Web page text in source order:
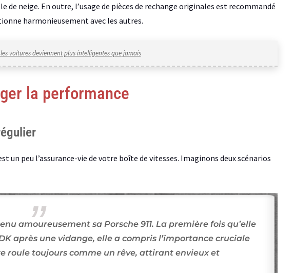
de neige. En outre, l’usage de pièces de rechange originales est recommandé
harmonieusement avec les autres.
voitures deviennent plus intelligentes que jamais
la performance
un peu l’assurance-vie de votre boîte de vitesses. Imaginons deux scénarios
amoureusement sa Porsche 911. La première fois qu’elle
après une vidange, elle a compris l’importance cruciale
roule toujours comme un rêve, attirant envieux et